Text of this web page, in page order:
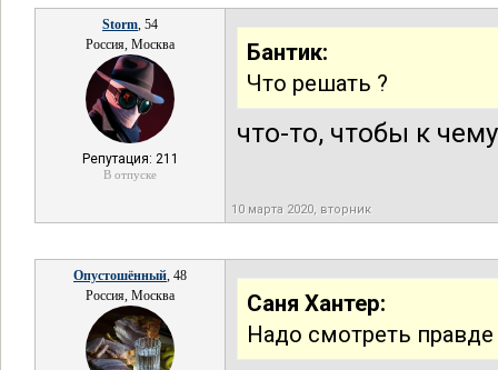
Storm, 54
Россия, Москва
Репутация: 211
В отпуске
Бантик:
Что решать ?
что-то, чтобы к
10 марта 2020, вторник
Опустошённый, 48
Россия, Москва
Саня Хантер:
Надо смотреть